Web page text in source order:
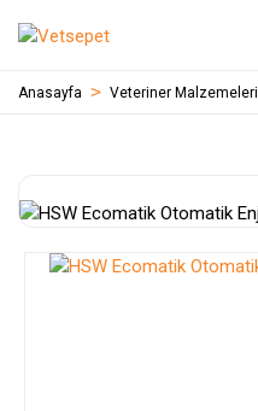
Anasayfa Veteriner Malzemeleri